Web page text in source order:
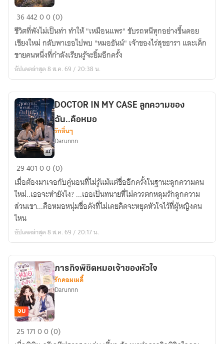
ฤดู
ที่
หัวใจ
เบ่ง
บาน
3644200 (0)
ชีวิตที่พังไม่เป็นท่า ทำให้ "เหมือนแพร" ขับรถหนีทุกอย่างขึ้นดอย
เชียงใหม่ กลับพาเธอไปพบ "หมอธันน์" เจ้าของไร่สุขธารา และเด็ก
ชายคนหนึ่งที่กำลังเรียนรู้จะยิ้มอีกครั้ง
อัปเดตล่าสุด 8 ส.ค. 69 / 20:38 น.
DOCTOR
IN
MY
CASE
ลูก
ความ
ของ
หมอ
DOCTOR IN MY CASE ลูกความของ
ฉัน..คือหมอ
รักอื่นๆ
Darunnn
2940100 (0)
เมื่อต้องมาเจอกับคู่นอนที่ไม่รู้แม้แต่ชื่ออีกครั้งในฐานะลูกความคน
ใหม่..เธอจะทำยังไง? ...เธอเป็นทนายที่ไม่ควรตกหลุมรักลูกความ
ส่วนเขา...คือหมอหนุ่มชื่อดังที่ไม่เคยคิดจะหยุดหัวใจไว้ที่ผู้หญิงคน
ไหน
อัปเดตล่าสุด 8 ส.ค. 69 / 20:17 น.
ภารกิจ
พิชิต
จบ
ภารกิจพิชิตหมอเจ้าของหัวใจ
รักคอมเมดี้
Darunnn
25 17100 (0)